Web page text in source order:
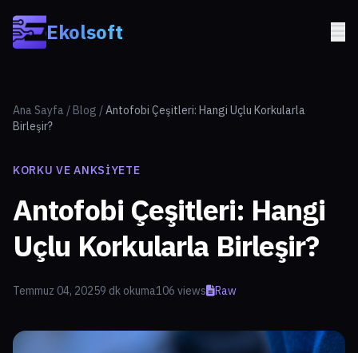
Ekolsoft
Ana Sayfa / Blog /Antofobi Çeşitleri: Hangi Uçlu Korkularla
Birleşir?
KORKU VE ANKSIYETE
Antofobi Çeşitleri: Hangi
Uçlu Korkularla Birleşir?
Temmuz 04, 20259 dk okuma106 views Raw